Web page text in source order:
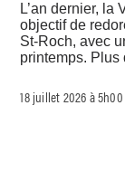
L’an dernier, la
objectif de
St-Roch, avec
printemps. Plus
18 juillet 2026 à 5h00